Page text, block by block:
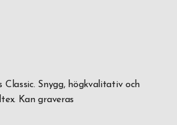
Classic. Snygg, högkvalitativ och
Kan graveras